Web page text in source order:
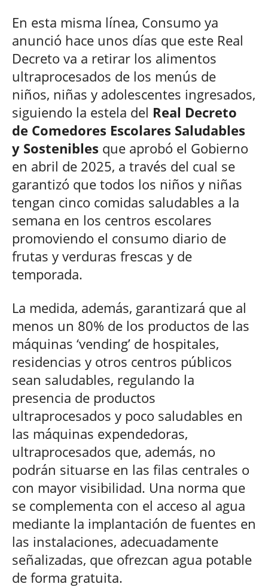
En esta misma línea, Consumo ya
anunció hace unos días que este Real
Decreto va a retirar los alimentos
ultraprocesados de los menús de
niños, niñas y adolescentes ingresados,
siguiendo la estela del Real Decreto
de Comedores Escolares Saludables
y Sostenibles que aprobó el Gobierno
en abril de 2025, a través del cual se
garantizó que todos los niños y niñas
tengan cinco comidas saludables a la
semana en los centros escolares
promoviendo el consumo diario de
frutas y verduras frescas y de
temporada.
La medida, además, garantizará que al
menos un 80% de los productos de las
máquinas ‘vending’ de hospitales,
residencias y otros centros públicos
sean saludables, regulando la
presencia de productos
ultraprocesados y poco saludables en
las máquinas expendedoras,
ultraprocesados que, además, no
podrán situarse en las filas centrales o
con mayor visibilidad. Una norma que
se complementa con el acceso al agua
mediante la implantación de fuentes en
las instalaciones, adecuadamente
señalizadas, que ofrezcan agua potable
de forma gratuita.